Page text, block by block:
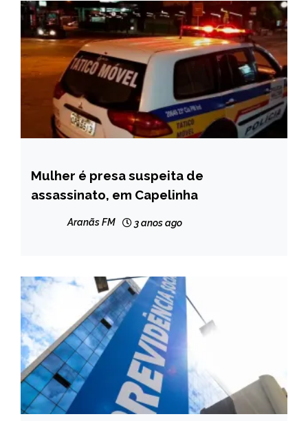
CAPELINHA
NOTÍCIAS
Mulher é presa suspeita de
assassinato, em Capelinha
Aranãs FM 3 anos ago